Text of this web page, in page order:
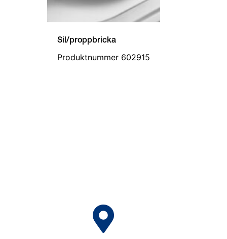
Sil/proppbricka
Produktnummer 602915